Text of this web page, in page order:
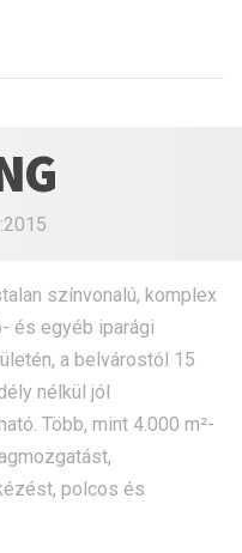
színvonalú, komplex
és egyéb iparági
a belvárostól 15
nélkül jól
Több, mint 4.000 m²-
polcos és